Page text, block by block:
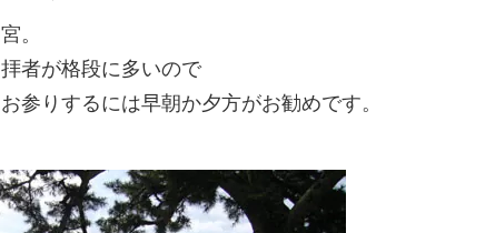
。
者が格段に多いので
参りするには早朝か夕方がお勧めです。